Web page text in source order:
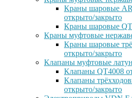
Краны шаровые
открыто/закрыто
Краны шаровые
Краны муфтовые
Краны шаровые
открыто/закрыто
Клапаны муфтовые
Клапаны QT4008
Клапаны
открыто/закрыто